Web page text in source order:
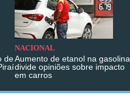
de
NACIONAL
Aumento de etanol na gasolina
divide opiniões sobre impacto
em carros